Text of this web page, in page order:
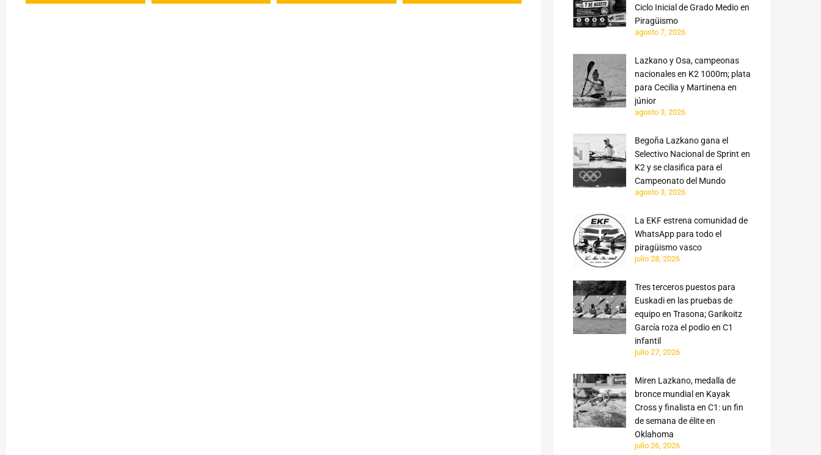
Ciclo Inicial de Grado Medio en
Piragüismo
agosto 7, 2026
Lazkano y Osa, campeonas
nacionales en K2 1000m; plata
para Cecilia y Martinena en
júnior
agosto 3, 2026
Begoña Lazkano gana el
Selectivo Nacional de Sprint en
K2 y se clasifica para el
Campeonato del Mundo
agosto 3, 2026
La EKF estrena comunidad de
WhatsApp para todo el
piragüismo vasco
julio 28, 2026
Tres terceros puestos para
Euskadi en las pruebas de
equipo en Trasona; Garikoitz
García roza el podio en C1
infantil
julio 27, 2026
Miren Lazkano, medalla de
bronce mundial en Kayak
Cross y finalista en C1: un fin
de semana de élite en
Oklahoma
julio 26, 2026